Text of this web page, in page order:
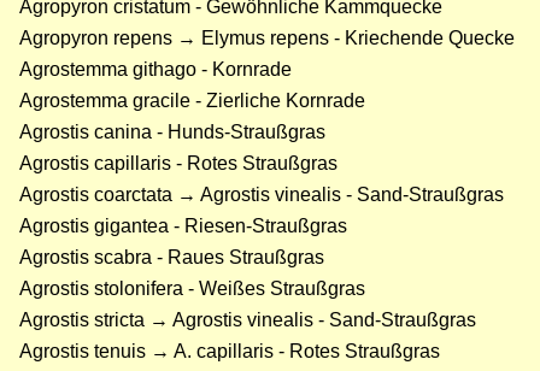
Agropyron cristatum - Gewöhnliche Kammquecke
Agropyron repens → Elymus repens - Kriechende Quecke
Agrostemma githago - Kornrade
Agrostemma gracile - Zierliche Kornrade
Agrostis canina - Hunds-Straußgras
Agrostis capillaris - Rotes Straußgras
Agrostis coarctata → Agrostis vinealis - Sand-Straußgras
Agrostis gigantea - Riesen-Straußgras
Agrostis scabra - Raues Straußgras
Agrostis stolonifera - Weißes Straußgras
Agrostis stricta → Agrostis vinealis - Sand-Straußgras
Agrostis tenuis → A. capillaris - Rotes Straußgras